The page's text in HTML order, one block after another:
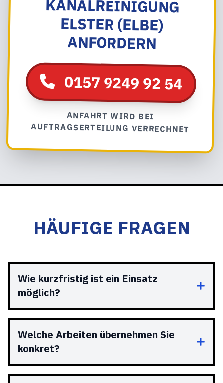
ANFORDERN
0157 9249 92 54
ANFAHRT WIRD BEI
AUFTRAGSERTEILUNG VERRECHNET
HÄUFIGE FRAGEN
Wie kurzfristig ist ein Einsatz
möglich?
Welche Arbeiten übernehmen Sie
konkret?